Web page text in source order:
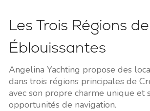
Les Trois Régions
Éblouissantes
Angelina Yachting propose des
dans trois régions principales de
avec son propre charme unique et
opportunités de navigation.